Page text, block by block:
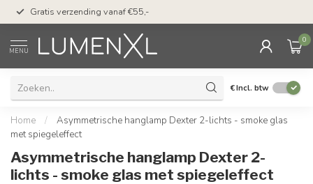
Gratis verzending vanaf €55,-
MENU
0
€Incl. btw
Home /
Asymmetrische hanglamp Dexter 2-lichts - smoke glas
met spiegeleffect
Asymmetrische hanglamp Dexter 2-
lichts - smoke glas met spiegeleffect